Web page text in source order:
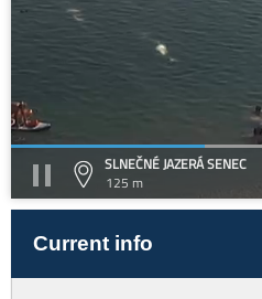
SLNEČNÉ JAZERÁ SENEC
125 m
Current info